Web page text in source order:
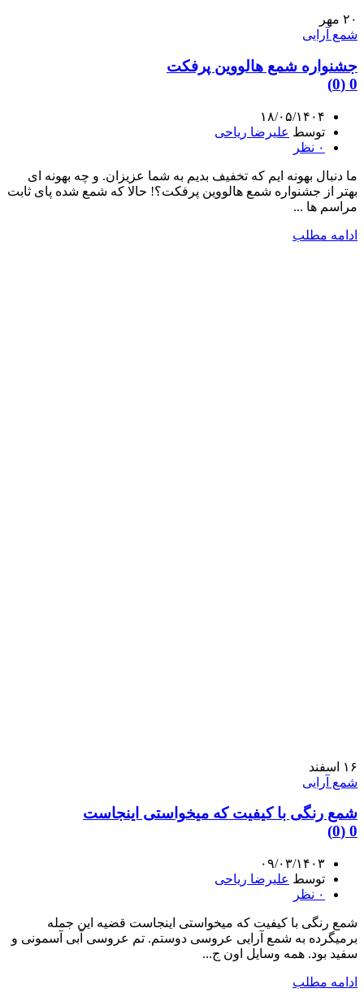
۲۰ مهر
شمع آرایی
جشنواره شمع هالووین پرفکت
0 (0)
۱۸/۰۵/۱۴۰۴
توسط علیرضا ریاحی
۰ نظر
ما دنبال بهونه ایم که تخفیف بدیم به شما عزیزان. و چه بهونه ای
بهتر از جشنواره شمع هالووین پرفکت؟! حالا که شمع شده پای ثابت
مراسم ها ...
ادامه مطلب
۱۶
اسفند
شمع آرایی
شمع رنگی با کیفیت که میخواستی اینجاست
0 (0)
۰۹/۰۳/۱۴۰۳
توسط علیرضا ریاحی
۰ نظر
شمع رنگی با کیفیت که میخواستی اینجاست قضیه این جمله
برمیگرده به شمع آرایی عروسی دوستم. تم عروسی آبی آسمونی و
سفید بود. همه وسایل اون ج...
ادامه مطلب